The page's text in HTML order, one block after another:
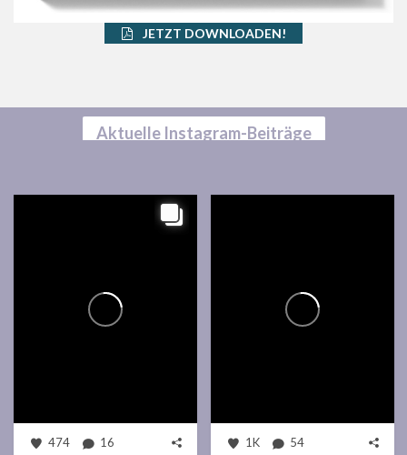
JETZT DOWNLOADEN!
Aktuelle Instagram-Beiträge
474 16 1K 54